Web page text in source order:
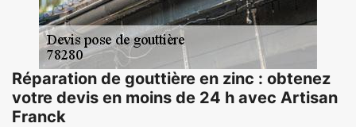
Réparation de gouttière en zinc : obtenez
votre devis en moins de 24 h avec Artisan
Franck